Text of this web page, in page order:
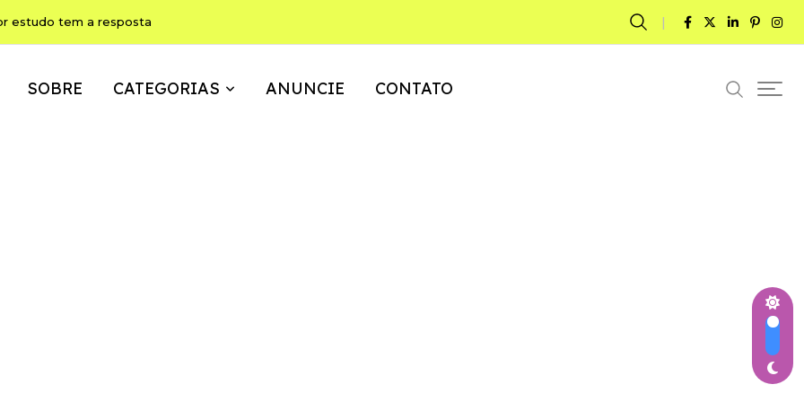
pode ser, ao mesmo tempo, memória, brincadeira e expressão
SOBRE CATEGORIAS ANUNCIE CONTATO